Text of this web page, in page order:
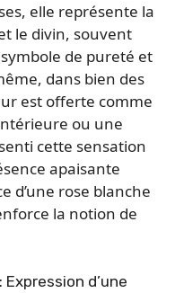
elle représente la
le divin, souvent
de pureté et
dans bien des
est offerte comme
ou une
cette sensation
apaisante
d’une rose blanche
la notion de
: Expression d’une